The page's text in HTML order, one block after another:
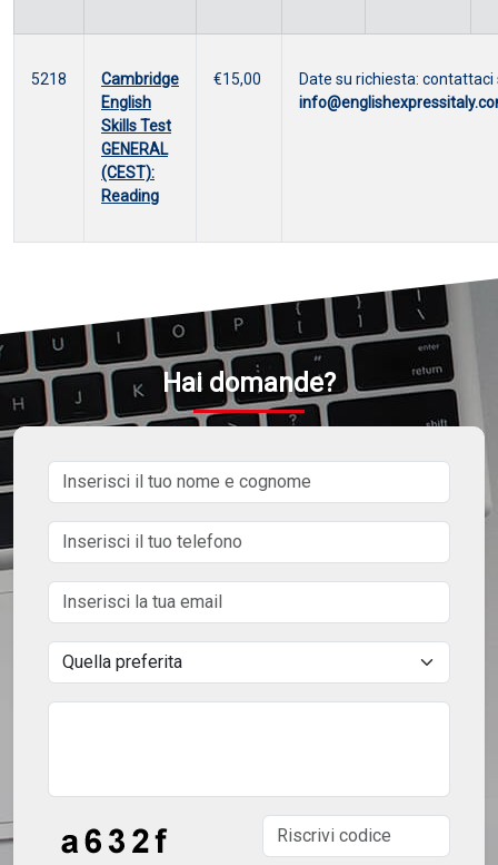
5218
Cambridge
English
Skills Test
GENERAL
(CEST):
Reading
€15,00
Date su richiesta: contattaci
Hai domande?